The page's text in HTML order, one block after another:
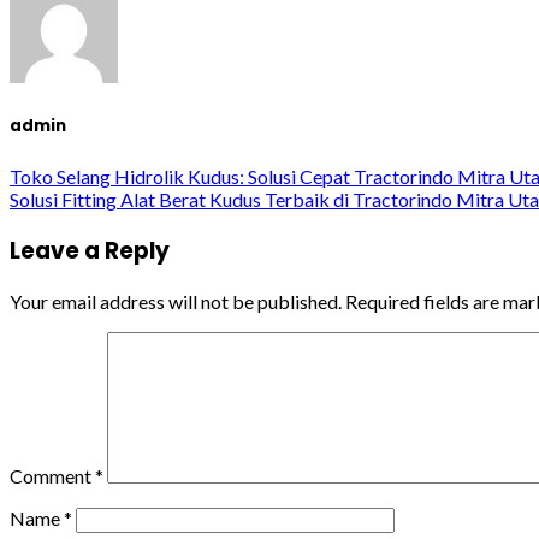
admin
Toko Selang Hidrolik Kudus: Solusi Cepat Tractorindo Mitra
Solusi Fitting Alat Berat Kudus Terbaik di Tractorindo Mitra
Leave a Reply
Your email address will not be published. Required fields are
Comment*
Name*